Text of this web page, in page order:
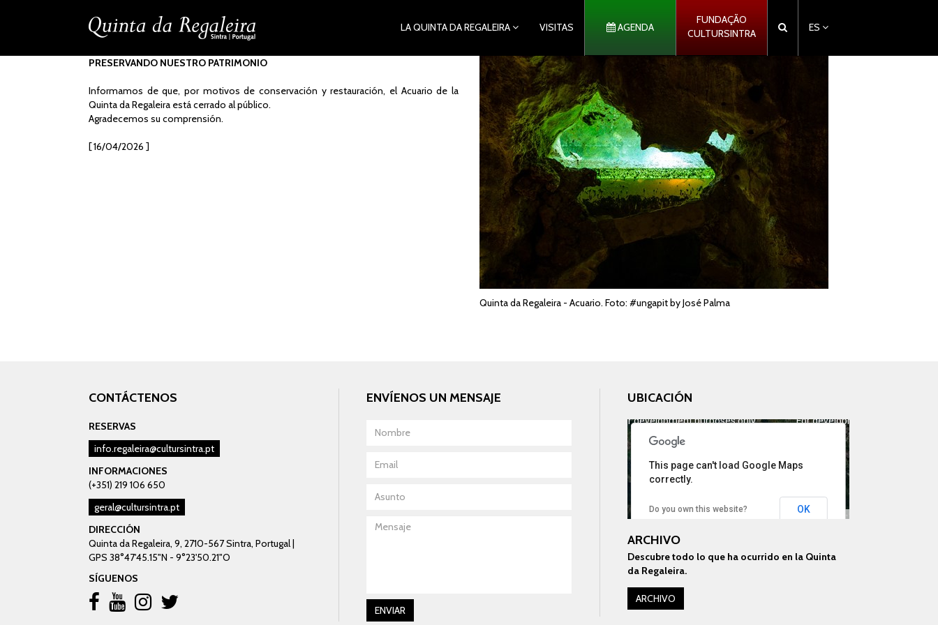
LA QUINTA DA REGALEIRA VISITAS AGENDA
FUNDAÇÃO
CULTURSINTRA
ES
PRESERVANDO NUESTRO PATRIMONIO
Informamos de que, por motivos de conservación y restauración, el Acuario de la
Quinta da Regaleira está cerrado al público.
Agradecemos su comprensión.
[ 16/04/2026 ]
Quinta da Regaleira - Acuario. Foto: #ungapit by José Palma
CONTÁCTENOS
RESERVAS
info.regaleira@cultursintra.pt
INFORMACIONES
(+351) 219 106 650
geral@cultursintra.pt
DIRECCIÓN
Quinta da Regaleira, 9, 2710-567 Sintra, Portugal |
GPS 38°47'45.15"N - 9°23'50.21"O
SÍGUENOS
ENVÍENOS UN MENSAJE
Nombre
Mensaje
ENVIAR
UBICACIÓN
For development purposes only
For development purposes only For development purposes only
Image may be subject to copyright
This page can't load Google Maps
correctly.
Do you own this website? OK
ARCHIVO
Descubre todo lo que ha ocurrido en la Quinta
da Regaleira.
ARCHIVO